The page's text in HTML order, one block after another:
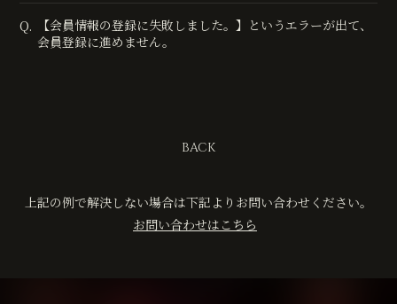
Q.
【会員情報の登録に失敗しました。】というエラーが出て、
会員登録に進めません。
BACK
上記の例で解決しない場合は下記よりお問い合わせください。
お問い合わせはこちら